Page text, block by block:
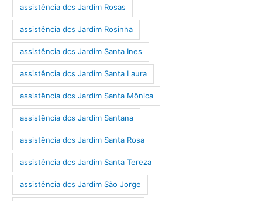
assistência dcs Jardim Rosas
assistência dcs Jardim Rosinha
assistência dcs Jardim Santa Ines
assistência dcs Jardim Santa Laura
assistência dcs Jardim Santa Mônica
assistência dcs Jardim Santana
assistência dcs Jardim Santa Rosa
assistência dcs Jardim Santa Tereza
assistência dcs Jardim São Jorge